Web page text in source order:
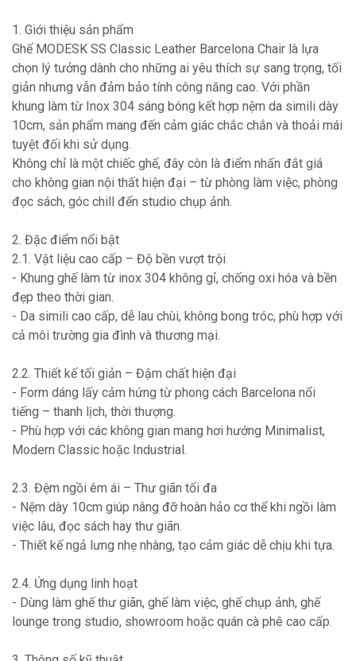
1. Giới thiệu sản phẩm
Ghế MODESK SS Classic Leather Barcelona Chair là lựa
chọn lý tưởng dành cho những ai yêu thích sự sang trọng, tối
giản nhưng vẫn đảm bảo tính công năng cao. Với phần
khung làm từ Inox 304 sáng bóng kết hợp nệm da simili dày
10cm, sản phẩm mang đến cảm giác chắc chắn và thoải mái
tuyệt đối khi sử dụng.
Không chỉ là một chiếc ghế, đây còn là điểm nhấn đắt giá
cho không gian nội thất hiện đại – từ phòng làm việc, phòng
đọc sách, góc chill đến studio chụp ảnh.
2. Đặc điểm nổi bật
2.1. Vật liệu cao cấp – Độ bền vượt trội
- Khung ghế làm từ inox 304 không gỉ, chống oxi hóa và bền
đẹp theo thời gian.
- Da simili cao cấp, dễ lau chùi, không bong tróc, phù hợp với
cả môi trường gia đình và thương mại.
2.2. Thiết kế tối giản – Đậm chất hiện đại
- Form dáng lấy cảm hứng từ phong cách Barcelona nổi
tiếng – thanh lịch, thời thượng.
- Phù hợp với các không gian mang hơi hướng Minimalist,
Modern Classic hoặc Industrial.
2.3. Đệm ngồi êm ái – Thư giãn tối đa
- Nệm dày 10cm giúp nâng đỡ hoàn hảo cơ thể khi ngồi làm
việc lâu, đọc sách hay thư giãn.
- Thiết kế ngả lưng nhẹ nhàng, tạo cảm giác dễ chịu khi tựa.
2.4. Ứng dụng linh hoạt
- Dùng làm ghế thư giãn, ghế làm việc, ghế chụp ảnh, ghế
lounge trong studio, showroom hoặc quán cà phê cao cấp.